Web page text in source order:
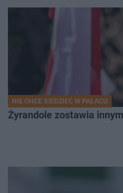
NIE CHCE SIEDZIEĆ W PAŁACU
Żyrandole zostawia